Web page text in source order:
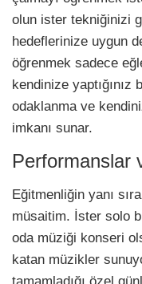
olun ister tekniğinizi
hedeflerinize uygun
öğrenmek sadece
kendinize yaptığınız
odaklanma ve
imkanı sunar.
Performanslar
Eğitmenliğin yanı
müsaitim. İster solo
oda müziği konseri
katan müzikler